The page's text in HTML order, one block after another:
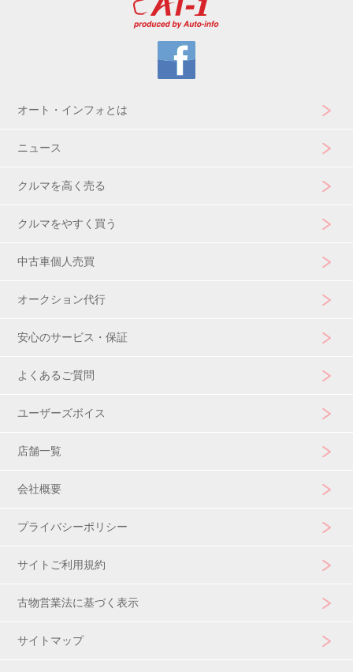
オート・インフォとは
ニュース
クルマを高く売る
クルマをやすく買う
中古車個人売買
オークション代行
安心のサービス・保証
よくあるご質問
ユーザーズボイス
店舗一覧
会社概要
プライバシーポリシー
サイトご利用規約
古物営業法に基づく表示
サイトマップ